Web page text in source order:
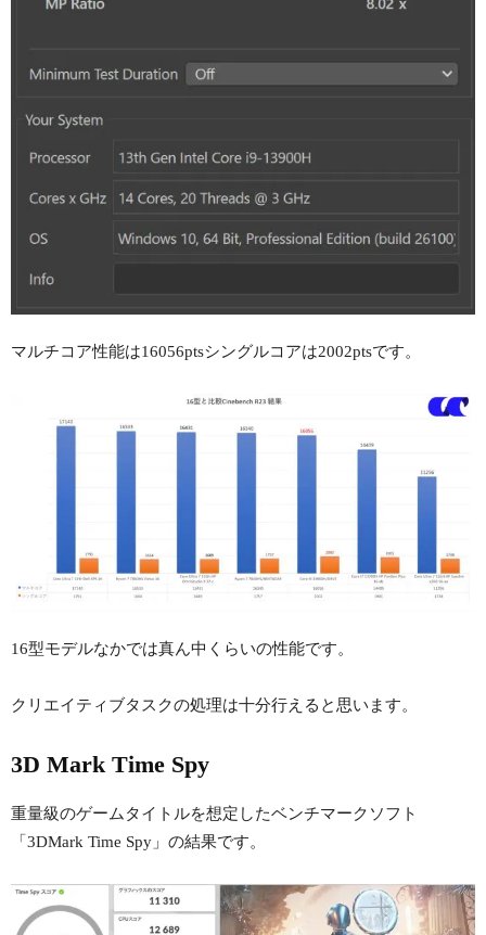
マルチコア性能は16056ptsシングルコアは2002ptsです。
16型モデルなかでは真ん中くらいの性能です。
クリエイティブタスクの処理は十分行えると思います。
3D Mark Time Spy
重量級のゲームタイトルを想定したベンチマークソフト
「3DMark Time Spy」の結果です。